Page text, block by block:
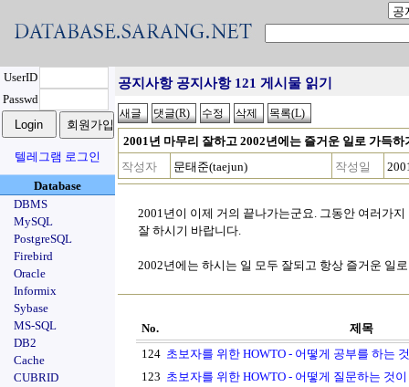
UserID
Passwd
텔레그램 로그인
Database
DBMS
MySQL
PostgreSQL
Firebird
Oracle
Informix
Sybase
MS-SQL
DB2
Cache
CUBRID
공지사항 공지사항 121 게시물 읽기
2001년 마무리 잘하고 2002년에는 즐거운 일로 가득하
작성자
문태준(taejun) 작성일
2001년이 이제 거의 끝나가는군요. 그동안 여러가
잘 하시기 바랍니다.
2002년에는 하시는 일 모두 잘되고 항상 즐거운 일
No.
제목
124 초보자를 위한 HOWTO - 어떻게 공부를 하는
123 초보자를 위한 HOWTO - 어떻게 질문하는 것